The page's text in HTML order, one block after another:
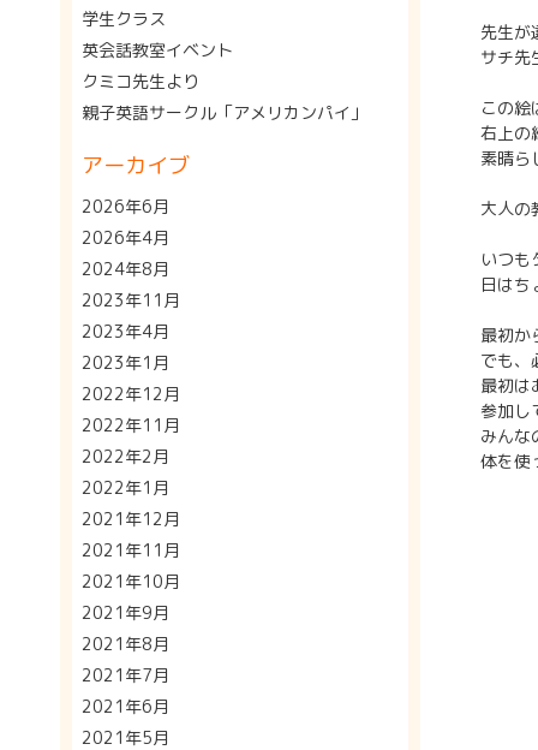
先生が
サチ先
この絵
右上の
素晴ら
大人の
いつも
日はち
最初か
でも、
最初は
参加し
みんな
体を使
学生クラス
英会話教室イベント
クミコ先生より
親子英語サークル「アメリカンパイ」
アーカイブ
2026年6月
2026年4月
2024年8月
2023年11月
2023年4月
2023年1月
2022年12月
2022年11月
2022年2月
2022年1月
2021年12月
2021年11月
2021年10月
2021年9月
2021年8月
2021年7月
2021年6月
2021年5月